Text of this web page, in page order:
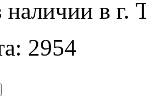
наличии в г.
2954